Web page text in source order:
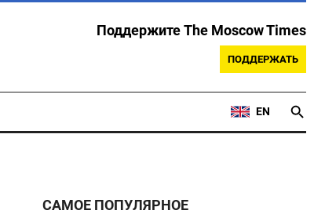
Поддержите The Moscow Times
ПОДДЕРЖАТЬ
EN
САМОЕ ПОПУЛЯРНОЕ